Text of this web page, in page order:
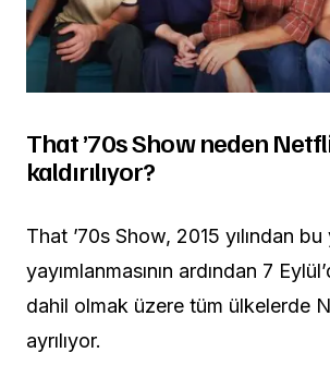
That ’70s Show neden
kaldırılıyor?
That ’70s Show, 2015 yılından
yayımlanmasının ardından 7
dahil olmak üzere tüm ülkelerde
ayrılıyor.